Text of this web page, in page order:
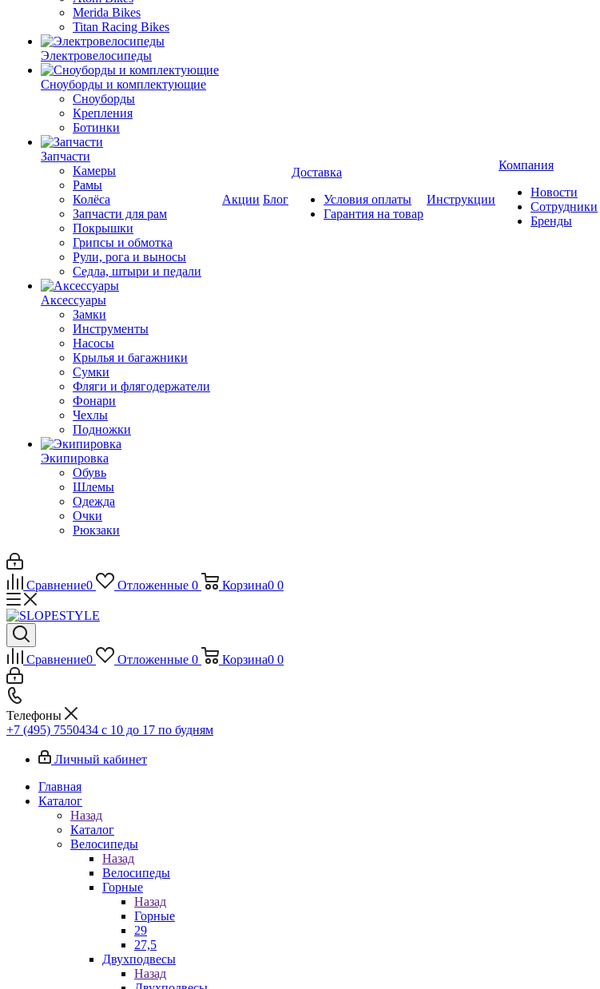
Merida Bikes
Titan Racing Bikes
Электровелосипеды
Cноуборды и комплектующие
Сноуборды
Крепления
Ботинки
Запчасти
Камеры
Рамы
Колёса
Запчасти для рам
Покрышки
Грипсы и обмотка
Рули, рога и выносы
Седла, штыри и педали
Аксессуары
Замки
Инструменты
Насосы
Крылья и багажники
Сумки
Фляги и флягодержатели
Фонари
Чехлы
Подножки
Экипировка
Обувь
Шлемы
Одежда
Очки
Рюкзаки
Акции Блог
Доставка
Условия оплаты
Гарантия на товар
Инструкции
Компания
Новости
Сотрудники
Бренды
Сравнение0 Отложенные 0 Корзина0 0
Сравнение0 Отложенные 0 Корзина0 0
Телефоны
+7 (495) 7550434 с 10 до 17 по будням
Личный кабинет
Главная
Каталог
Назад
Каталог
Велосипеды
Назад
Велосипеды
Горные
Назад
Горные
29
27,5
Двухподвесы
Назад